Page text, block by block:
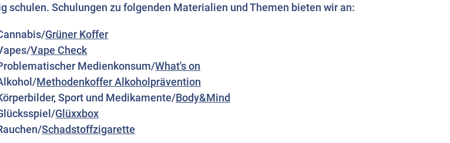
schulen. Schulungen zu folgenden Materialien und Themen bieten wir an:
Grüner Koffer
Vape Check
Medienkonsum/What's on
Methodenkoffer Alkoholprävention
Sport und Medikamente/Body&Mind
Glüxxbox
Schadstoffzigarette